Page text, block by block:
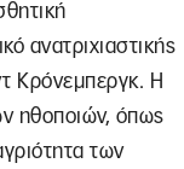
ανατριχιαστικής
Κρόνεμπεργκ. Η
ηθοποιών, όπως
των